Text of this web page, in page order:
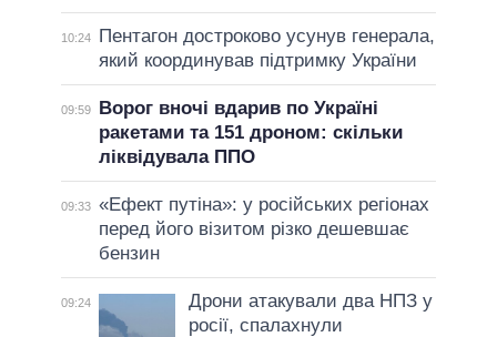
10:24
Пентагон достроково усунув генерала,
який координував підтримку України
09:59
Ворог вночі вдарив по Україні
ракетами та 151 дроном: скільки
ліквідувала ППО
09:33 «Ефект путіна»: у російських регіонах
перед його візитом різко дешевшає
бензин
09:24
Дрони атакували два НПЗ у
росії, спалахнули